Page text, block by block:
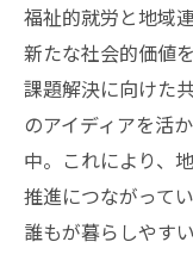
堺市で広
地域医療
堺市の福
地域連
福祉的就
市
福祉的就労と地域
新たな社会的価値
課題解決に向けた
のアイディアを活
中。これにより、
推進につながって
誰もが暮らしやす